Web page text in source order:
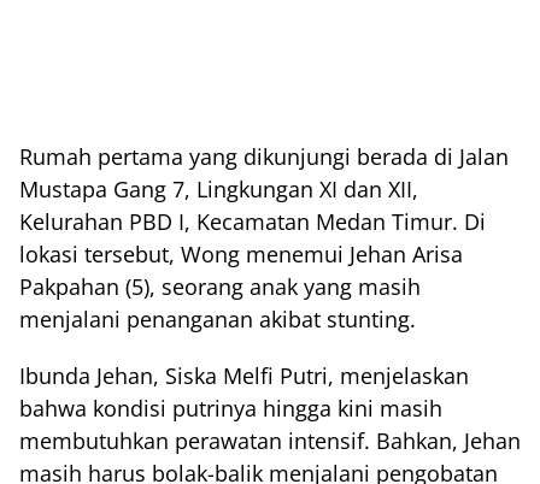
Rumah pertama yang dikunjungi berada di Jalan
Mustapa Gang 7, Lingkungan XI dan XII,
Kelurahan PBD I, Kecamatan Medan Timur. Di
lokasi tersebut, Wong menemui Jehan Arisa
Pakpahan (5), seorang anak yang masih
menjalani penanganan akibat stunting.
Ibunda Jehan, Siska Melfi Putri, menjelaskan
bahwa kondisi putrinya hingga kini masih
membutuhkan perawatan intensif. Bahkan, Jehan
masih harus bolak-balik menjalani pengobatan